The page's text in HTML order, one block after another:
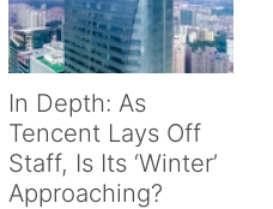
In Depth: As
Tencent Lays Off
Staff, Is Its ‘Winter’
Approaching?